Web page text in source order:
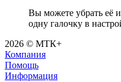
Вы можете убрать её
одну галочку в
2026 © МТК+
Компания
Помощь
Информация